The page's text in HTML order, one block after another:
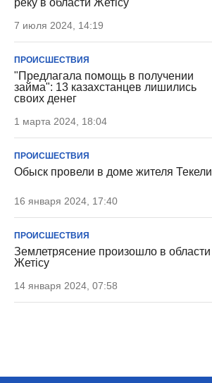
реку в области Жетіcу
7 июля 2024, 14:19
ПРОИСШЕСТВИЯ
"Предлагала помощь в получении
займа": 13 казахстанцев лишились
своих денег
1 марта 2024, 18:04
ПРОИСШЕСТВИЯ
Обыск провели в доме жителя Текели
16 января 2024, 17:40
ПРОИСШЕСТВИЯ
Землетрясение произошло в области
Жетісу
14 января 2024, 07:58